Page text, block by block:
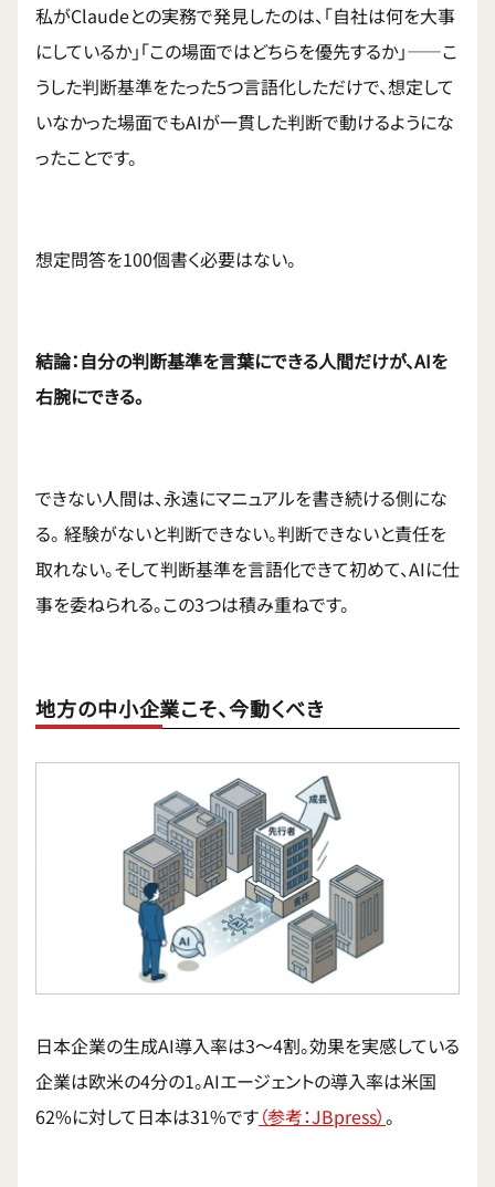
私がClaudeとの実務で発見したのは、「自社は何を大事
にしているか」「この場面ではどちらを優先するか」——こ
うした判断基準をたった5つ言語化しただけで、想定して
いなかった場面でもAIが一貫した判断で動けるようにな
ったことです。
想定問答を100個書く必要はない。
結論：自分の判断基準を言葉にできる人間だけが、AIを
右腕にできる。
できない人間は、永遠にマニュアルを書き続ける側にな
る。 経験がないと判断できない。判断できないと責任を
取れない。そして判断基準を言語化できて初めて、AIに仕
事を委ねられる。この3つは積み重ねです。
地方の中小企業こそ、今動くべき
日本企業の生成AI導入率は3〜4割。効果を実感している
企業は欧米の4分の1。AIエージェントの導入率は米国
62%に対して日本は31%です（参考：JBpress）。